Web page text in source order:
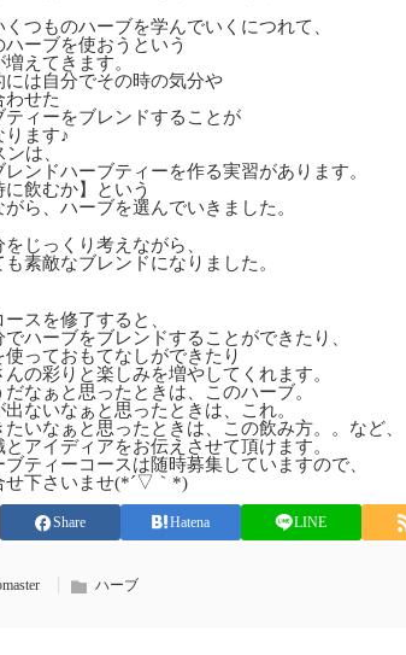
つものハーブを学んでいくにつれて、
ーブを使おうという
えてきます。
には自分でその時の気分や
わせた
ティーをブレンドすることが
ります♪
は、
ンドハーブティーを作る実習があります。
に飲むか】という
ら、ハーブを選んでいきました。
じっくり考えながら、
素敵なブレンドになりました。
スを修了すると、
ハーブをブレンドすることができたり、
っておもてなしができたり
の彩りと楽しみを増やしてくれます。
なぁと思ったときは、このハーブ。
ないなぁと思ったときは、これ。
いなぁと思ったときは、この飲み方。。など、
アイディアをお伝えさせて頂けます。
ティーコースは随時募集していますので、
せ下さいませ(*´▽｀*)
Share Hatena LINE
ハーブ